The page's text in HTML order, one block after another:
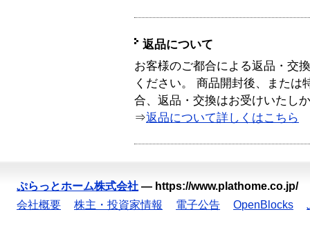
返品について
お客様のご都合による返品・交
ください。 商品開封後、または
合、返品・交換はお受けいたし
⇒返品について詳しくはこちら
ぷらっとホーム株式会社 — https://www.plathome.co.jp/
会社概要
株主・投資家情報 電子公告 OpenBlocks